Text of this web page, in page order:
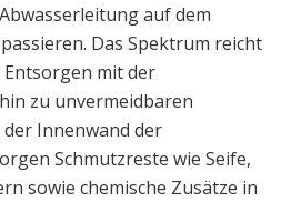
auf dem
Das Spektrum reicht
mit der
zu unvermeidbaren
Innenwand der
Schmutzreste wie Seife,
sowie chemische Zusätze in